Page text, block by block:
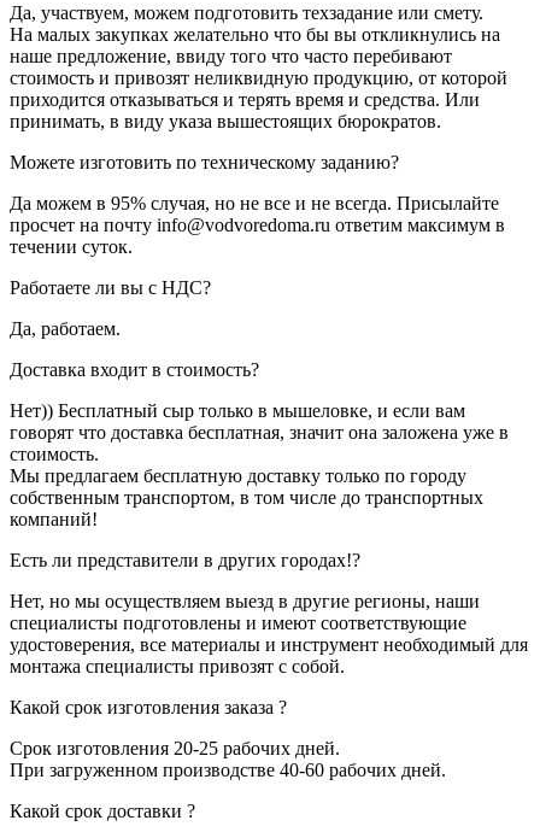
Да, участвуем, можем подготовить техзадание или смету.
На малых закупках желательно что бы вы откликнулись на
наше предложение, ввиду того что часто перебивают
стоимость и привозят неликвидную продукцию, от которой
приходится отказываться и терять время и средства. Или
принимать, в виду указа вышестоящих бюрократов.
Можете изготовить по техническому заданию?
Да можем в 95% случая, но не все и не всегда. Присылайте
просчет на почту info@vodvoredoma.ru ответим максимум в
течении суток.
Работаете ли вы с НДС?
Да, работаем.
Доставка входит в стоимость?
Нет)) Бесплатный сыр только в мышеловке, и если вам
говорят что доставка бесплатная, значит она заложена уже в
стоимость.
Мы предлагаем бесплатную доставку только по городу
собственным транспортом, в том числе до транспортных
компаний!
Есть ли представители в других городах!?
Нет, но мы осуществляем выезд в другие регионы, наши
специалисты подготовлены и имеют соответствующие
удостоверения, все материалы и инструмент необходимый для
монтажа специалисты привозят с собой.
Какой срок изготовления заказа ?
Срок изготовления 20-25 рабочих дней.
При загруженном производстве 40-60 рабочих дней.
Какой срок доставки ?